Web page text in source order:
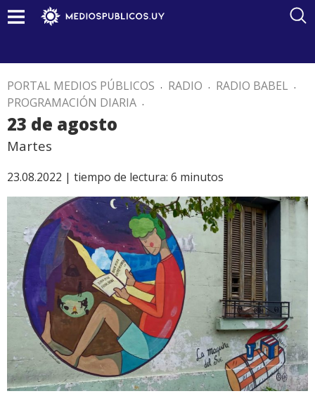
PORTAL MEDIOS PÚBLICOS . RADIO . RADIO BABEL .
PROGRAMACIÓN DIARIA .
23 de agosto
Martes
23.08.2022 | tiempo de lectura: 6 minutos